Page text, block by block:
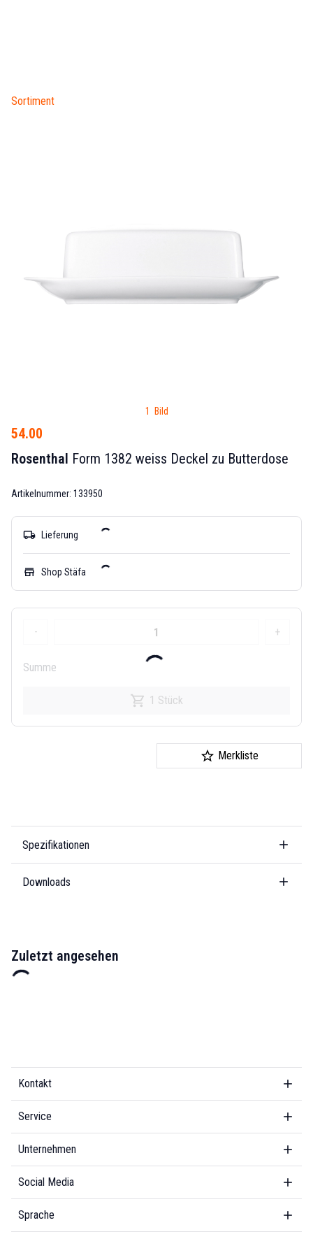
Sortiment
1 Bild
54.00
Rosenthal Form 1382 weiss Deckel zu Butterdose
Artikelnummer: 133950
local_shipping Lieferung
store Shop Stäfa
- +
Summe
1 Stück
Merkliste
Spezifikationen
Downloads
Zuletzt angesehen
Kontakt
Service
Unternehmen
Social Media
Sprache